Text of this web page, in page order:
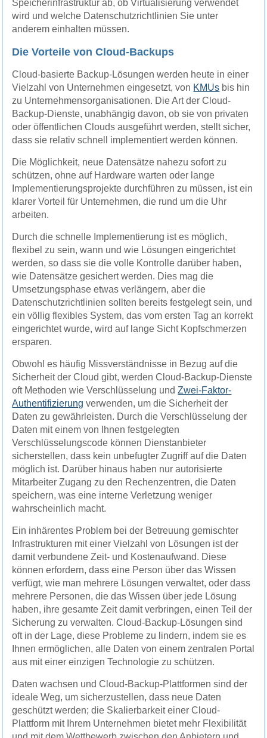
Speicherinfrastruktur ab, ob Virtualisierung verwendet
wird und welche Datenschutzrichtlinien Sie unter
anderem einhalten müssen.
Die Vorteile von Cloud-Backups
Cloud-basierte Backup-Lösungen werden heute in einer
Vielzahl von Unternehmen eingesetzt, von KMUs bis hin
zu Unternehmensorganisationen. Die Art der Cloud-
Backup-Dienste, unabhängig davon, ob sie von privaten
oder öffentlichen Clouds ausgeführt werden, stellt sicher,
dass sie relativ schnell implementiert werden können.
Die Möglichkeit, neue Datensätze nahezu sofort zu
schützen, ohne auf Hardware warten oder lange
Implementierungsprojekte durchführen zu müssen, ist ein
klarer Vorteil für Unternehmen, die rund um die Uhr
arbeiten.
Durch die schnelle Implementierung ist es möglich,
flexibel zu sein, wann und wie Lösungen eingerichtet
werden, so dass sie die volle Kontrolle darüber haben,
wie Datensätze gesichert werden. Dies mag die
Umsetzungsphase etwas verlängern, aber die
Datenschutzrichtlinien sollten bereits festgelegt sein, und
ein völlig flexibles System, das vom ersten Tag an korrekt
eingerichtet wurde, wird auf lange Sicht Kopfschmerzen
ersparen.
Obwohl es häufig Missverständnisse in Bezug auf die
Sicherheit der Cloud gibt, werden Cloud-Backup-Dienste
oft Methoden wie Verschlüsselung undZwei-Faktor-
Authentifizierung verwenden, um die Sicherheit der
Daten zu gewährleisten. Durch die Verschlüsselung der
Daten mit einem von Ihnen festgelegten
Verschlüsselungscode können Dienstanbieter
sicherstellen, dass kein unbefugter Zugriff auf die Daten
möglich ist. Darüber hinaus haben nur autorisierte
Mitarbeiter Zugang zu den Rechenzentren, die Daten
speichern, was eine interne Verletzung weniger
wahrscheinlich macht.
Ein inhärentes Problem bei der Betreuung gemischter
Infrastrukturen mit einer Vielzahl von Lösungen ist der
damit verbundene Zeit- und Kostenaufwand. Diese
können erfordern, dass eine Person über das Wissen
verfügt, wie man mehrere Lösungen verwaltet, oder dass
mehrere Personen, die das Wissen über jede Lösung
haben, ihre gesamte Zeit damit verbringen, einen Teil der
Sicherung zu verwalten. Cloud-Backup-Lösungen sind
oft in der Lage, diese Probleme zu lindern, indem sie es
Ihnen ermöglichen, alle Daten von einem zentralen Portal
aus mit einer einzigen Technologie zu schützen.
Daten wachsen und Cloud-Backup-Plattformen sind der
ideale Weg, um sicherzustellen, dass neue Daten
geschützt werden; die Skalierbarkeit einer Cloud-
Plattform mit Ihrem Unternehmen bietet mehr Flexibilität